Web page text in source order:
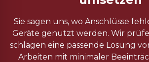
Sie sagen uns, wo Anschlüsse
Geräte genutzt werden. Wir
schlagen eine passende Lösung
Arbeiten mit minimaler